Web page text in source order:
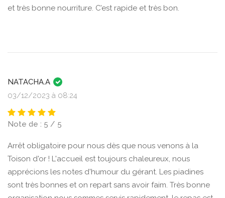
et très bonne nourriture. C’est rapide et très bon.
NATACHA.A
03/12/2023 à 08:24
Note de : 5 / 5
Arrêt obligatoire pour nous dès que nous venons à la
Toison d'or ! L'accueil est toujours chaleureux, nous
apprécions les notes d'humour du gérant. Les piadines
sont très bonnes et on repart sans avoir faim. Très bonne